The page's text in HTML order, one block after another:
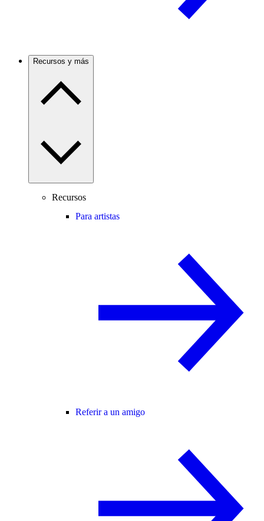
Recursos y más
Recursos
Para artistas
Referir a un amigo